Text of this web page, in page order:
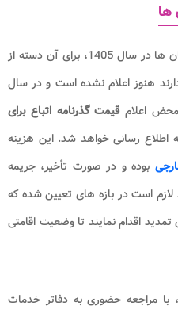
ها
قیمت گذرنامه اتباع برای افغان ها در سال 1405، برای آن دسته از
هنوز اعلام نشده است و در سال
قیمت گذرنامه اتباع برای
متن مقاله اطلاع رسانی خواهد شد. این هزینه
بوده و در صورت تأخیر، جریمه
لازم است در بازه های تعیین شده که
اقدام نمایند تا وضعیت اقامتی
، با مراجعه حضوری به دفاتر خدمات